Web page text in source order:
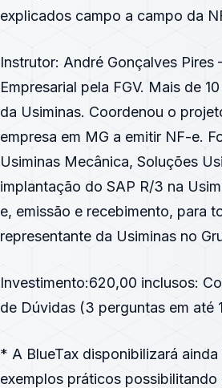
explicados campo a campo da
Instrutor: André Gonçalves
Empresarial pela FGV. Mais de
da Usiminas. Coordenou o
empresa em MG a emitir NF-e.
Usiminas Mecânica, Soluções
implantação do SAP R/3 na
e, emissão e recebimento, para
representante da Usiminas no
Investimento:620,00 inclusos:
de Dúvidas (3 perguntas em até
* A BlueTax disponibilizará
exemplos práticos